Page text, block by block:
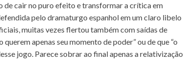
de cair no puro efeito e transformar a crítica em
pelo dramaturgo espanhol em um claro libelo
muitas vezes flertou também com saídas de
apenas seu momento de poder” ou de que “o
jogo. Parece sobrar ao final apenas a relativização